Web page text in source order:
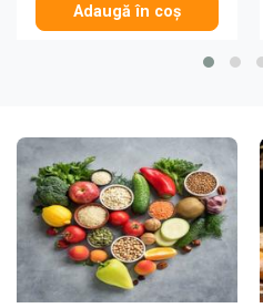
Adaugă în coș